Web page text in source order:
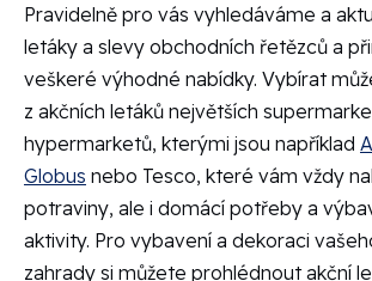
Pravidelně pro vás vyhledáváme a
letáky a slevy obchodních řetězců a
veškeré výhodné nabídky. Vybírat
z akčních letáků největších
hypermarketů, kterými jsou například
Globus nebo Tesco, které vám vždy
potraviny, ale i domácí potřeby a
aktivity. Pro vybavení a dekoraci
zahrady si můžete prohlédnout akční